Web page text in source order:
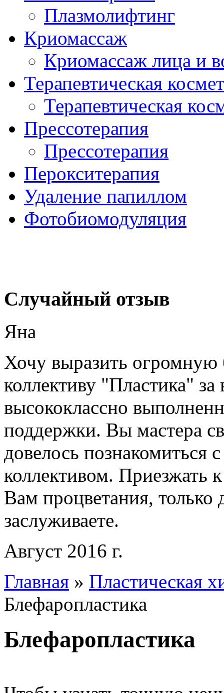
Плазмолифтинг
Криомассаж
Криомассаж лица и
Терапевтическая
Терапевтическая
Прессотерапия
Прессотерапия
Перокситерапия
Удаление папиллом
Фотобиомодуляция
Случайный отзыв
Яна
Хочу выразить огромную
коллективу "Пластика"
высококлассно
поддержки. Вы мастера
довелось познакомиться
коллективом. Приезжать
Вам процветания,
заслуживаете.
Август 2016 г.
Главная » Пластическая
Блефаропластика
Блефаропластика